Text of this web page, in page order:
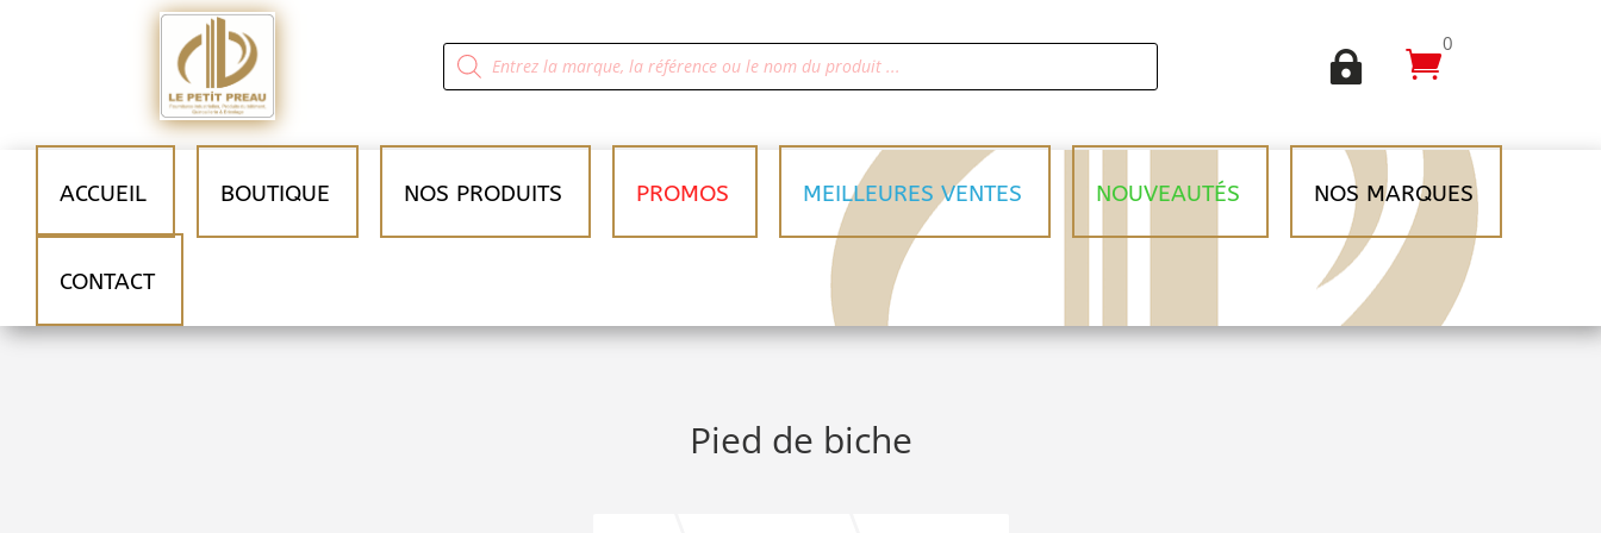
Recherche
de
produits  
0
ACCUEIL BOUTIQUE NOS PRODUITS PROMOS MEILLEURES VENTES NOUVEAUTÉS NOS MARQUES
CONTACT
Pied de biche